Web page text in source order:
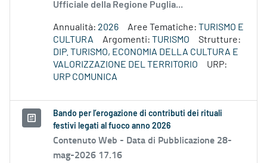
Ufficiale della Regione Puglia...
Annualità: 2026 Aree Tematiche: TURISMO E
CULTURA
Argomenti: TURISMO
Strutture:
DIP. TURISMO, ECONOMIA DELLA CULTURA E
VALORIZZAZIONE DEL TERRITORIO
URP:
URP COMUNICA
Bando per l’erogazione di contributi dei rituali
festivi legati al fuoco anno 2026
Contenuto Web - Data di Pubblicazione 28-
mag-2026 17.16